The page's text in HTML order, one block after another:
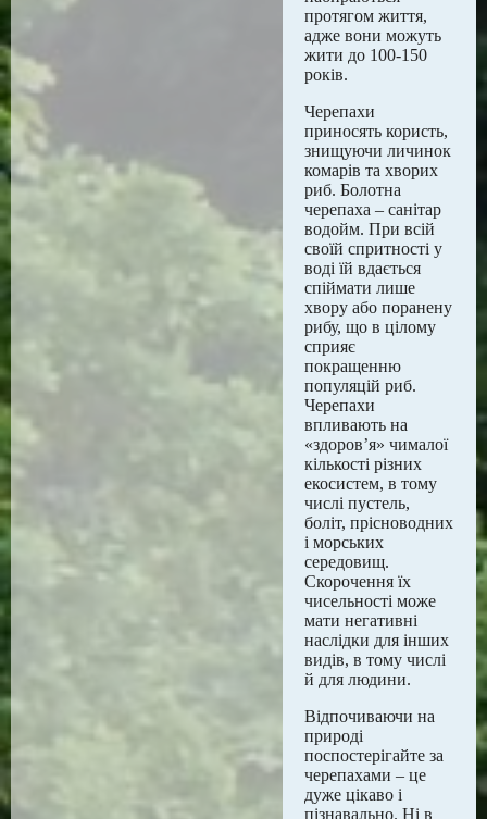
протягом життя,
адже вони можуть
жити до 100-150
років.
Черепахи
приносять користь,
знищуючи личинок
комарів та хворих
риб. Болотна
черепаха – санітар
водойм. При всій
своїй спритності у
воді їй вдається
спіймати лише
хвору або поранену
рибу, що в цілому
сприяє
покращенню
популяцій риб.
Черепахи
впливають на
«здоров’я» чималої
кількості різних
екосистем, в тому
числі пустель,
боліт, прісноводних
і морських
середовищ.
Скорочення їх
чисельності може
мати негативні
наслідки для інших
видів, в тому числі
й для людини.
Відпочиваючи на
природі
поспостерігайте за
черепахами – це
дуже цікаво і
пізнавально. Ні в